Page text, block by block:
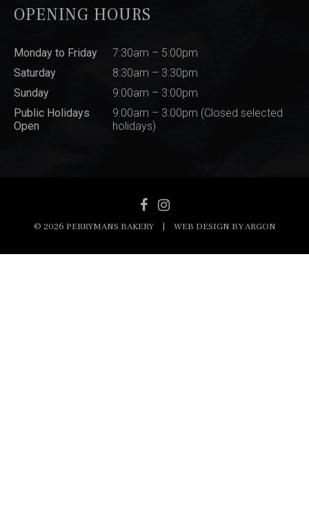
OPENING HOURS
Monday to Friday
7:30am – 5:00pm
Saturday
8:30am – 3:30pm
Sunday
9:00am – 3:00pm
Public Holidays
Open
9:00am – 3:00pm (Closed selected
holidays)
© 2026 PERRYMANS BAKERY | WEB DESIGN BYARGON